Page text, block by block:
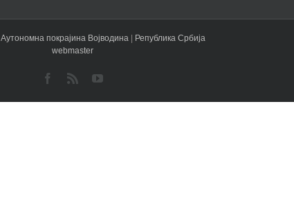
Аутономна покрајина Војводина | Република Србија
webmaster
Facebook
Rss YouTube